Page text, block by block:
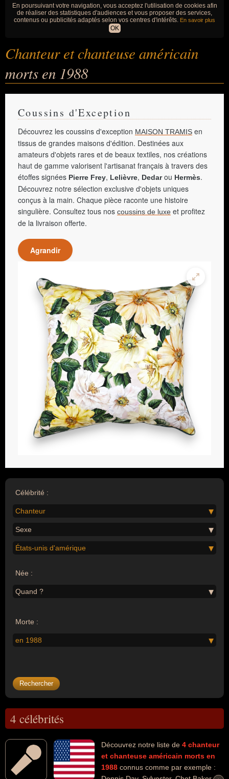
En poursuivant votre navigation, vous acceptez l'utilisation de cookies afin
de réaliser des statistiques d'audiences et vous proposer des services,
contenus ou publicités adaptés selon vos centres d'intérêts. En savoir plus
OK
Chanteur et chanteuse américain
morts en 1988
Coussins d'Exception
Découvrez les coussins d'exception MAISON TRAMIS en
tissus de grandes maisons d'édition. Destinées aux
amateurs d'objets rares et de beaux textiles, nos créations
haut de gamme valorisent l'artisanat français à travers des
étoffes signées Pierre Frey, Lelièvre, Dedarou Hermès.
Découvrez notre sélection exclusive d'objets uniques
conçus à la main. Chaque pièce raconte une histoire
singulière. Consultez tous nos coussins de luxe et profitez
de la livraison offerte.
Agrandir
Célébrité :
Chanteur
Sexe
États-unis d'amérique
Née :
Quand ?
Morte :
en 1988
4 célébrités
Découvrez notre liste de 4 chanteur
et chanteuse américain morts en
1988 connus comme par exemple :